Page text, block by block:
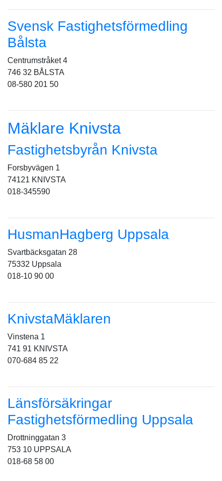
Svensk Fastighetsförmedling
Bålsta
Centrumstråket 4
746 32 BÅLSTA
08-580 201 50
Mäklare Knivsta
Fastighetsbyrån Knivsta
Forsbyvägen 1
74121 KNIVSTA
018-345590
HusmanHagberg Uppsala
Svartbäcksgatan 28
75332 Uppsala
018-10 90 00
KnivstaMäklaren
Vinstena 1
741 91 KNIVSTA
070-684 85 22
Länsförsäkringar
Fastighetsförmedling Uppsala
Drottninggatan 3
753 10 UPPSALA
018-68 58 00